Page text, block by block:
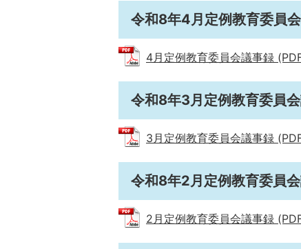
令和8年4月定例教育委員
4月定例教育委員会議事録
令和8年3月定例教育委員
3月定例教育委員会議事録
令和8年2月定例教育委員
2月定例教育委員会議事録